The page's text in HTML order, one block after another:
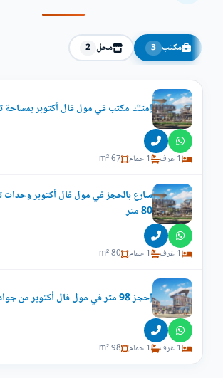
مكتب 3 محل 2
إمتلك مكتب في مول فال أكتوبر بمساحة تبدأ
1 غرف 1 حمام 67 m²
سارع بالحجز في مول فال أكتوبر وحدات
80 متر
1 غرف 1 حمام 80 m²
إحجز 98 متر في مول فال أكتوبر من جواد بأسعار مُميزة
1 غرف 1 حمام 98 m²